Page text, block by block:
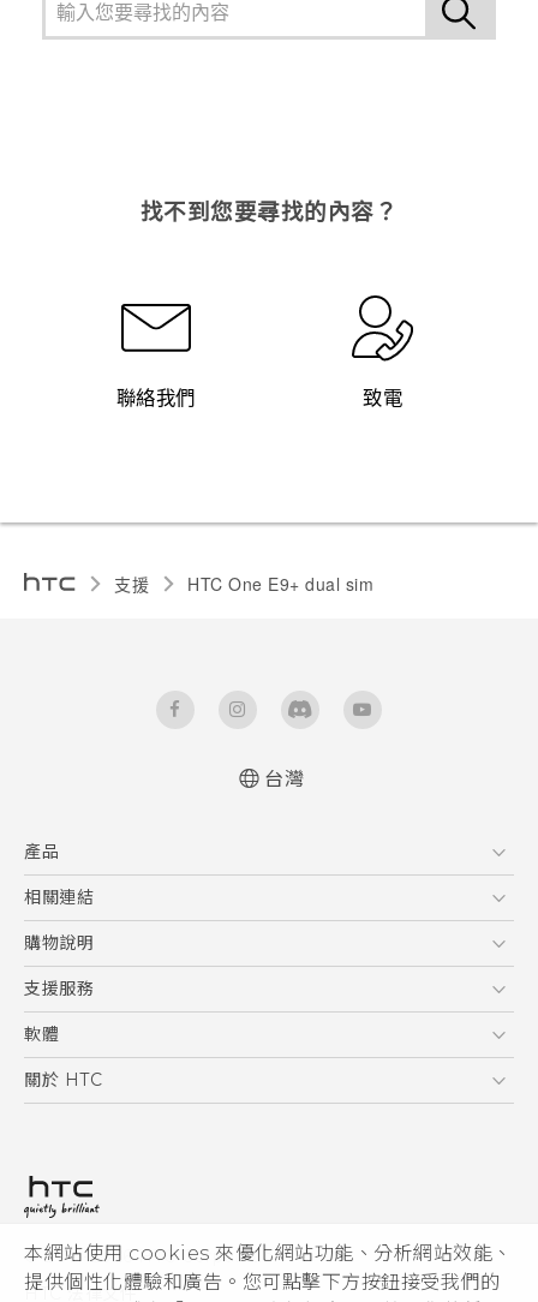
本網站使用 cookies 來優化網站功能、分析網站效能、
提供個性化體驗和廣告。您可點擊下方按鈕接受我們的
找不到您要尋找的內容？
聯絡我們 致電
支援 HTC One E9+ dual sim‎
台灣
產品
5G
配件
相關連結
HTC Research
購物說明
購物須知
付款方式
支援服務
到府收送維修服務
客戶服務佈告欄
軟體
應用程式
HTC Sync Manager
關於 HTC
投資人
隱私權政策
© 2011-2026 HTC Corporation
HTC 法律文件